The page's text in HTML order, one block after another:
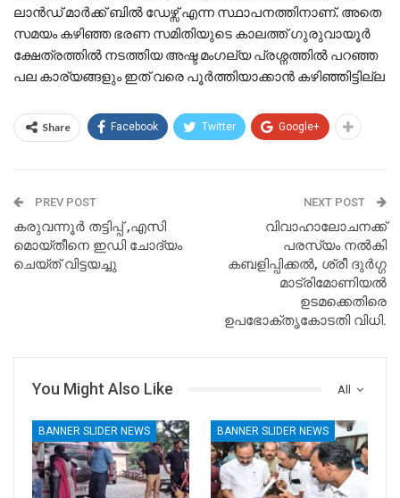
ലാൻഡ് മാർക്ക് ബിൽ ഡേഴ്സ് എന്ന സ്ഥാപനത്തിനാണ്. അതെ
സമയം കഴിഞ്ഞ ഭരണ സമിതിയുടെ കാലത്ത് ഗുരുവായൂർ
ക്ഷേത്രത്തിൽ നടത്തിയ അഷ്ട മംഗല്യ പ്രശ്നത്തിൽ പറഞ്ഞ
പല കാര്യങ്ങളും ഇത് വരെ പൂർത്തിയാക്കാൻ കഴിഞ്ഞിട്ടില്ല
Share Facebook Twitter Google+
PREV POST
കരുവന്നൂർ തട്ടിപ്പ് ,എസി
മൊയ്തീനെ ഇഡി ചോദ്യം
ചെയ്ത് വിട്ടയച്ചു
NEXT POST
വിവാഹാലോചനക്ക്
പരസ്യം നൽകി
കബളിപ്പിക്കൽ, ശ്രീ ദുർഗ്ഗ
മാട്രിമോണിയൽ
ഉടമക്കെതിരെ
ഉപഭോക്തൃകോടതി വിധി.
All
You Might Also Like
BANNER SLIDER NEWS BANNER SLIDER NEWS